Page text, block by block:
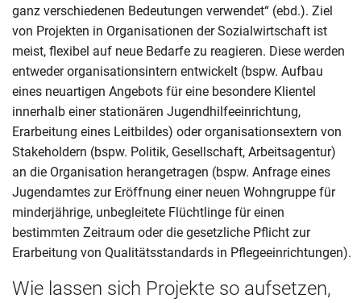
ganz verschiedenen Bedeutungen verwendet“ (ebd.). Ziel
von Projekten in Organisationen der Sozialwirtschaft ist
meist, flexibel auf neue Bedarfe zu reagieren. Diese werden
entweder organisationsintern entwickelt (bspw. Aufbau
eines neuartigen Angebots für eine besondere Klientel
innerhalb einer stationären Jugendhilfeeinrichtung,
Erarbeitung eines Leitbildes) oder organisationsextern von
Stakeholdern (bspw. Politik, Gesellschaft, Arbeitsagentur)
an die Organisation herangetragen (bspw. Anfrage eines
Jugendamtes zur Eröffnung einer neuen Wohngruppe für
minderjährige, unbegleitete Flüchtlinge für einen
bestimmten Zeitraum oder die gesetzliche Pflicht zur
Erarbeitung von Qualitätsstandards in Pflegeeinrichtungen).
Wie lassen sich Projekte so aufsetzen,